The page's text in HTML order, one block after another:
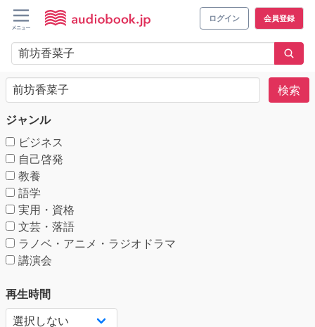
ログイン 会員登録
検索
ジャンル
ビジネス
自己啓発
教養
語学
実用・資格
文芸・落語
ラノベ・アニメ・ラジオドラマ
講演会
再生時間